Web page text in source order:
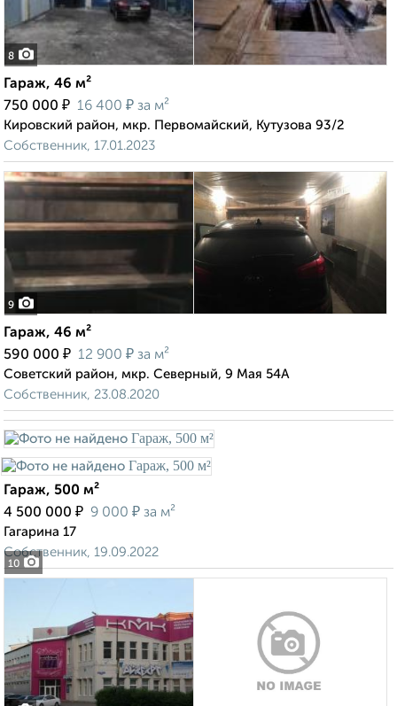
8
Гараж, 46 м²
750 000 ₽ 16 400 ₽ за м²
Кировский район, мкр. Первомайский, Кутузова 93/2
Собственник, 17.01.2023
9
Гараж, 46 м²
590 000 ₽ 12 900 ₽ за м²
Советский район, мкр. Северный, 9 Мая 54А
Собственник, 23.08.2020
10
Гараж, 500 м²
4 500 000 ₽ 9 000 ₽ за м²
Гагарина 17
Собственник, 19.09.2022